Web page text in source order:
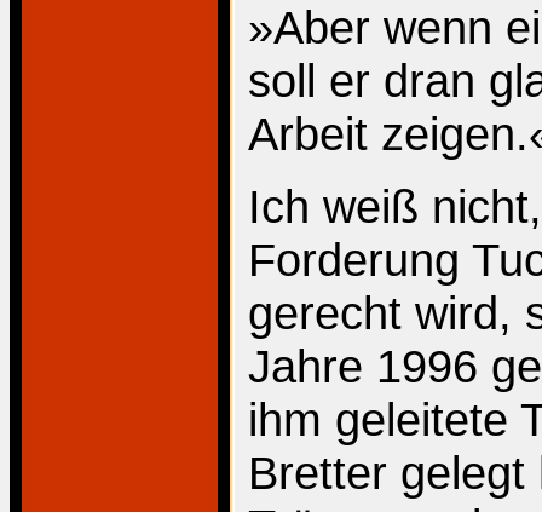
»Aber wenn
soll er dran
Arbeit
Ich weiß
Forderung
gerecht wird,
Jahre 1996
ihm geleitete
Bretter